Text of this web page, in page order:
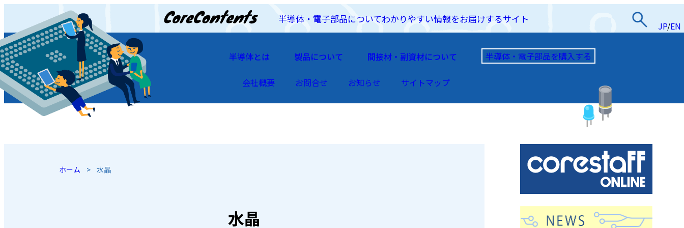
半導体・電子部品についてわかりやすい情報をお届けするサイト
JP/EN
JP/EN
半導体とは 製品について 間接材・副資材について 半導体・電子部品を購入する
会社概要 お問合せ お知らせ サイトマップ
ホーム > 水晶
水晶